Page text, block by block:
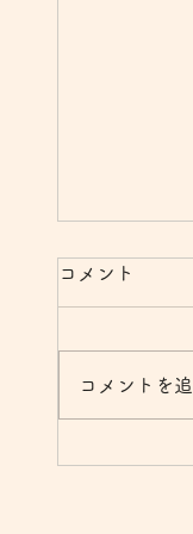
阪神競馬
コメント
コメントを